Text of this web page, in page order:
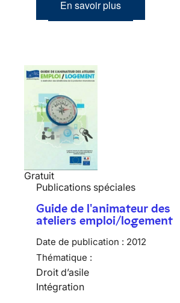
En savoir plus
Gratuit
Publications spéciales
Guide de l'animateur des
ateliers emploi/logement
Date de publication : 2012
Thématique :
Droit d’asile
Intégration